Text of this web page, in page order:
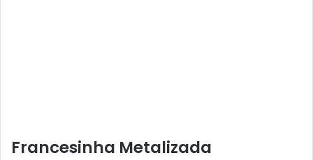
Francesinha Metalizada